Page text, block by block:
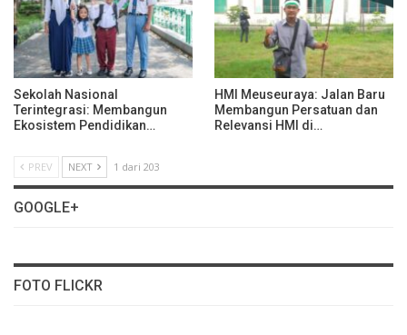
Sekolah Nasional
Terintegrasi: Membangun
Ekosistem Pendidikan…
HMI Meuseuraya: Jalan Baru
Membangun Persatuan dan
Relevansi HMI di…
PREV NEXT 1 dari 203
GOOGLE+
FOTO FLICKR